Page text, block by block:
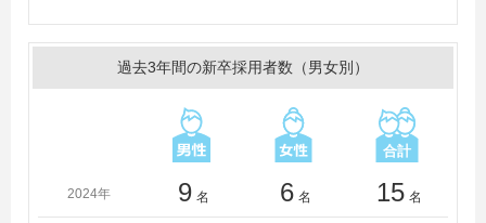
福祉大学、東洋大学、富山大学、獨協大学、長岡技術科
潟工科大学、新潟薬科大学、日本大学、日本女子大学、
弘前大学、北海道大学、宮城大学、明治学院大学、山形
大学、立正大学、立命館大学、龍谷大学
＜短大・高専・専門学校＞
過去3年間の新卒採用者数（男女別）
2024年 9 名 6 名 15 名